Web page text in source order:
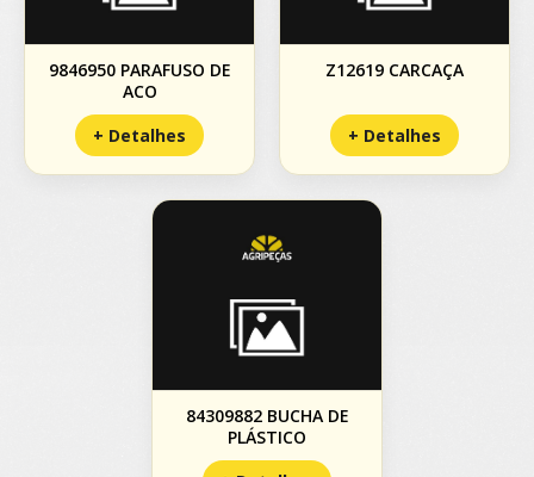
9846950 PARAFUSO DE
ACO
+ Detalhes
Z12619 CARCAÇA
+ Detalhes
84309882 BUCHA DE
PLÁSTICO